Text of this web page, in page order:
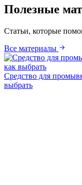
Полезные
Статьи, которые
Все материалы
Средство для
выбрать